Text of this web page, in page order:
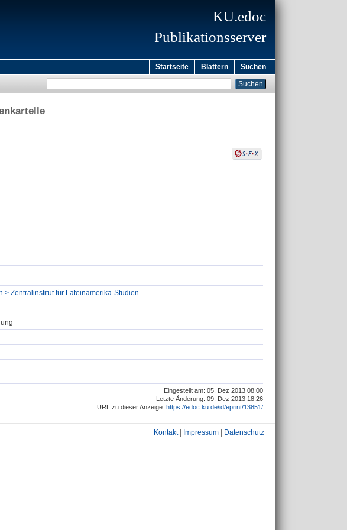
KU.edoc
Publikationsserver
Startseite Blättern Suchen
> Zentralinstitut für Lateinamerika-Studien
Eingestellt am: 05. Dez 2013 08:00
Letzte Änderung: 09. Dez 2013 18:26
URL zu dieser Anzeige: https://edoc.ku.de/id/eprint/13851/
Kontakt| Impressum Datenschutz